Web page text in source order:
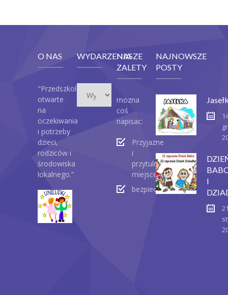
O NAS
"Przedszkole
otwarte
na
oczekiwania
i potrzeby
dzieci,
rodziców i
środowiska
lokalnego.”
WYDARZENIA
NASZE
ZALETY
mozna
coś
napisac:
Przyjazne
i
przytulne
miejsce
bezpieczeństwo
NAJNOWSZE
POSTY
I